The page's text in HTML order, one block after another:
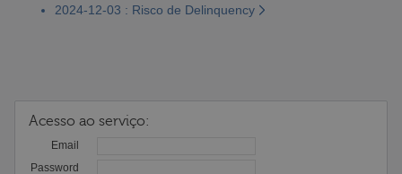
2024-12-03 : Risco de Delinquency
Acesso ao serviço:
Email
Password